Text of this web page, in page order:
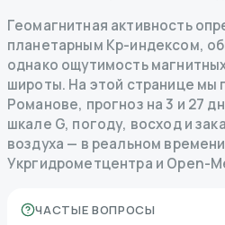
Геомагнитная активность
планетарным Kp-индексом,
однако ощутимость
широты. На этой странице мы
Романове, прогноз на 3 и 27
шкале G, погоду, восход и
воздуха — в реальном
Укргидрометцентра и Open-
ЧАСТЫЕ ВОПРОСЫ